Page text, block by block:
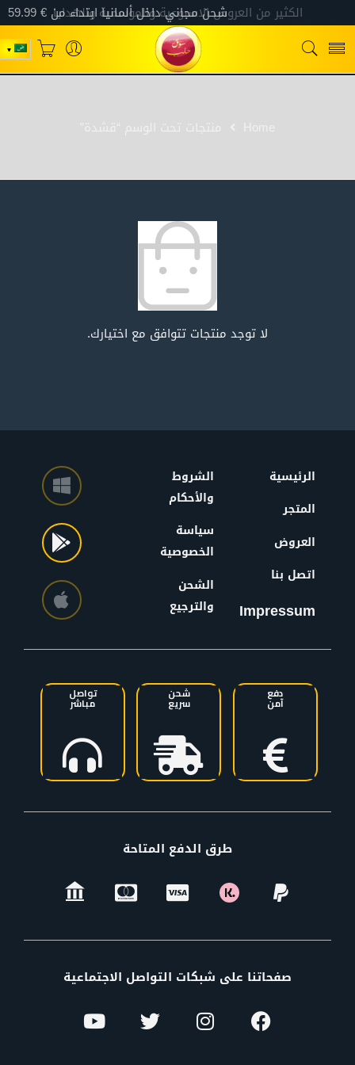
لا توجد منتجات تتوافق مع اختيارك.
الرئيسية
المتجر
العروض
اتصل بنا
Impressum
الشروط
والأحكام
سياسة
الخصوصية
الشحن
والترجيع
دفع
آمن
شحن
سريع
تواصل
مباشر
طرق الدفع المتاحة
صفحاتنا على شبكات التواصل الاجتماعية